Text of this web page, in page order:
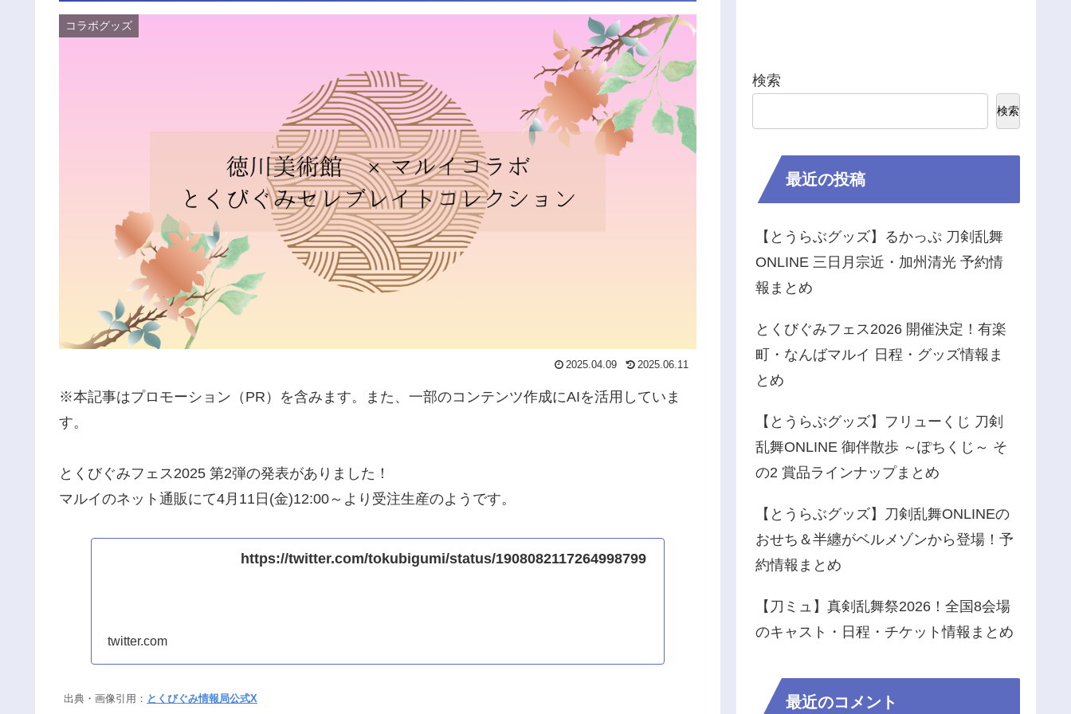
コラボグッズ
2025.04.09 2025.06.11
※本記事はプロモーション（PR）を含みます。また、一部のコンテンツ作成にAIを活用していま
す。
とくびぐみフェス2025 第2弾の発表がありました！
マルイのネット通販にて4月11日(金)12:00～より受注生産のようです。
https://twitter.com/tokubigumi/status/1908082117264998799
twitter.com
出典・画像引用： とくびぐみ情報局公式X
検索
検索
最近の投稿
【とうらぶグッズ】るかっぷ 刀剣乱舞
ONLINE 三日月宗近・加州清光 予約情
報まとめ
とくびぐみフェス2026 開催決定！有楽
町・なんばマルイ 日程・グッズ情報ま
とめ
【とうらぶグッズ】フリューくじ 刀剣
乱舞ONLINE 御伴散歩 ～ぽちくじ～ そ
の2 賞品ラインナップまとめ
【とうらぶグッズ】刀剣乱舞ONLINEの
おせち＆半纏がベルメゾンから登場！予
約情報まとめ
【刀ミュ】真剣乱舞祭2026！全国8会場
のキャスト・日程・チケット情報まとめ
最近のコメント